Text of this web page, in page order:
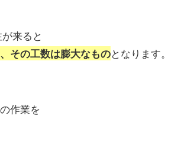
来ると
その工数は膨大なものとなります。
作業を